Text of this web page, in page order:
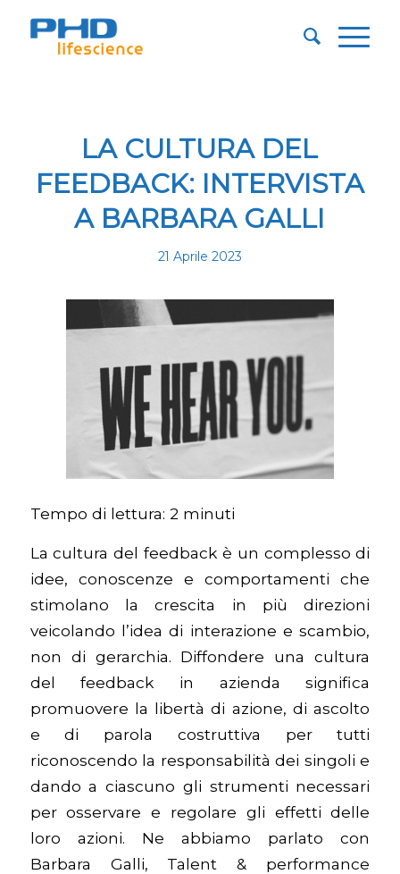
LA CULTURA DEL
FEEDBACK: INTERVISTA
A BARBARA GALLI
21 Aprile 2023
Tempo di lettura: 2 minuti
La cultura del feedback è un complesso di
idee, conoscenze e comportamenti che
stimolano la crescita in più direzioni
veicolando l’idea di interazione e scambio,
non di gerarchia. Diffondere una cultura
del feedback in azienda significa
promuovere la libertà di azione, di ascolto
e di parola costruttiva per tutti
riconoscendo la responsabilità dei singoli e
dando a ciascuno gli strumenti necessari
per osservare e regolare gli effetti delle
loro azioni. Ne abbiamo parlato con
Barbara Galli, Talent & performance